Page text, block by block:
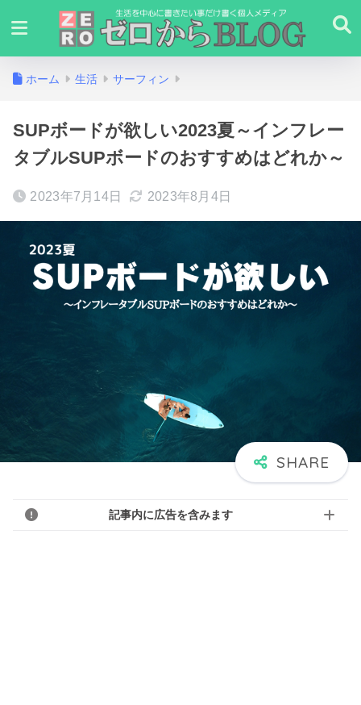
ホーム 生活 サーフィン
SUPボードが欲しい2023夏～インフレー
タブルSUPボードのおすすめはどれか～
2023年7月14日 2023年8月4日
記事内に広告を含みます